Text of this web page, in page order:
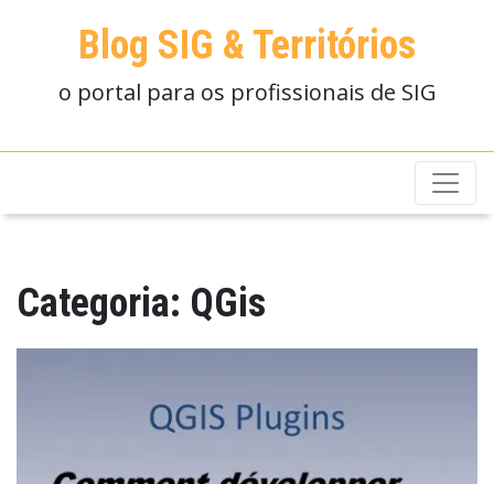
Blog SIG & Territórios
o portal para os profissionais de SIG
Categoria: QGis